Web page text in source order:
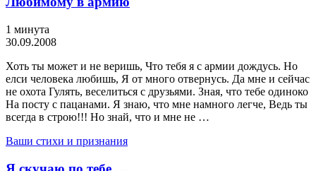
1 минута
30.09.2008
Хоть ты может и не веришь, Что тебя я с армии дождусь. Но
елси человека любишь, Я от много отвернусь. Да мне и сейчас
не охота Гулять, веселиться с друзьями. Зная, что тебе одиноко
На посту с пацанами. Я знаю, что мне намного легче, Ведь ты
всегда в строю!!! Но знай, что и мне не …
Ваши стихи и признания